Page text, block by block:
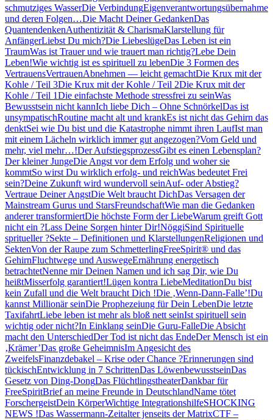
schmutziges WasserDie VerbindungEigenverantwortungsübernahme
und deren Folgen…Die Macht Deiner GedankenDas
QuantendenkenAuthentizität & CharismaKlarstellung für
AnfängerLiebst Du mich?Die LiebeslügeDas Leben ist ein
TraumWas ist Trauer und wie trauert man richtig?Lebe Dein
Leben!Wie wichtig ist es spirituell zu lebenDie 3 Formen des
VertrauensVertrauenAbnehmen — leicht gemachtDie Krux mit der
Kohle / Teil 3Die Krux mit der Kohle / Teil 2Die Krux mit der
Kohle / Teil 1Die einfachste Methode stressfrei zu seinWas
Bewusstsein nicht kannIch liebe Dich – Ohne SchnörkelDas ist
unsympatischRoutine macht alt und krankEs ist nicht das Gehirn das
denktSei wie Du bist und die Katastrophe nimmt ihren LaufIst man
mit einem Lächeln wirklich immer gut angezogen?Vom Geld und
mehr, viel mehr…!Der AufstiegsprozessGibt es einen Lebensplan?
Der kleiner JungeDie Angst vor dem Erfolg und woher sie
kommtSo wirst Du wirklich erfolg- und reichWas bedeutet Frei
sein?Deine Zukunft wird wundervoll seinAuf- oder Abstieg?
Vertraue Deiner AngstDie Welt braucht DichDas Versagen der
Mainstream Gurus und StarsFreundschaftWie man die Gedanken
anderer transformiertDie höchste Form der LiebeWarum greift Gott
nicht ein ?Lass Deine Sorgen hinter Dir!NöggiSind Spirituelle
spritueller ?Sekte – Definitionen und KlarstellungenReligionen und
SektenVon der Raupe zum SchmetterlingFreeSpirit® und das
GehirnFluchtwege und AuswegeErnährung energetisch
betrachtetNenne mir Deinen Namen und ich sag Dir, wie Du
heißtMisserfolg garantiert!Lügen kontra LiebeMeditationDu bist
kein Zufall und die Welt braucht Dich !Die ‚Wenn-Dann-Falle’!Du
kannst Millionär seinDie Prophezeiung für Dein LebenDie letzte
TaxifahrtLiebe leben ist mehr als bloß nett seinIst spirituell sein
wichtig oder nicht?In Einklang seinDie Guru-FalleDie Absicht
macht den UnterschiedDer Tod ist nicht das EndeDer Mensch ist ein
‚Krämer’Das große GeheimnisIm Angesicht des
ZweifelsFinanzdebakel – Krise oder Chance ?Erinnerungen sind
tückischEntwicklung in 7 SchrittenDas LöwenbewusstseinDas
Gesetz von Ding-DongDas FlüchtlingstheaterDankbar für
FreeSpiritBrief an meine Freunde in DeutschlandName tötet
ForschergeistDein KörperWichtige IntegrationshilfeSHOCKING
NEWS !Das Wassermann-Zeitalter jenseits der MatrixCTF –